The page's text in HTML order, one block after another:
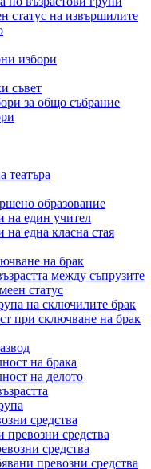
статус на извършилите
избори
съвет
за общо събрание
театъра
образование
на един учител
една класна стая
на брак
между съпрузите
статус
на сключилите брак
при сключване на брак
на брака
на делото
средства
средства
средства
превозни средства